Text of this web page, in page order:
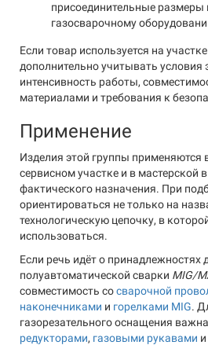
присоединительные размеры
газосварочному
Если товар используется на
дополнительно учитывать условия
интенсивность работы,
материалами и требования к
Применение
Изделия этой группы применяются
сервисном участке и в мастерской
фактического назначения. При
ориентироваться не только на
технологическую цепочку, в
использоваться.
Если речь идёт о принадлежностях
полуавтоматической сварки MIG/
совместимость сосварочной
наконечниками и горелками MIG.
газорезательного оснащения
редукторами, газовыми рукавами и